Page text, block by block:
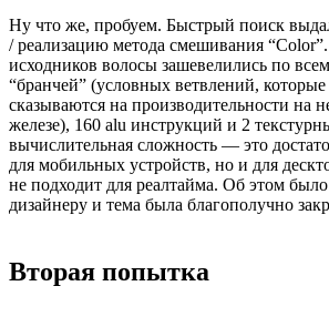
Ну что же, пробуем. Быстрый поиск
/ реализацию метода смешивания
исходников волосы зашевелились по
“бранчей” (условных ветвлений,
сказываются на производительности на
железе), 160 alu инструкций и 2
вычислительная сложность — это
для мобильных устройств, но и для
не подходит для реалтайма. Об этом было
дизайнеру и тема была благополучно
Вторая попытка